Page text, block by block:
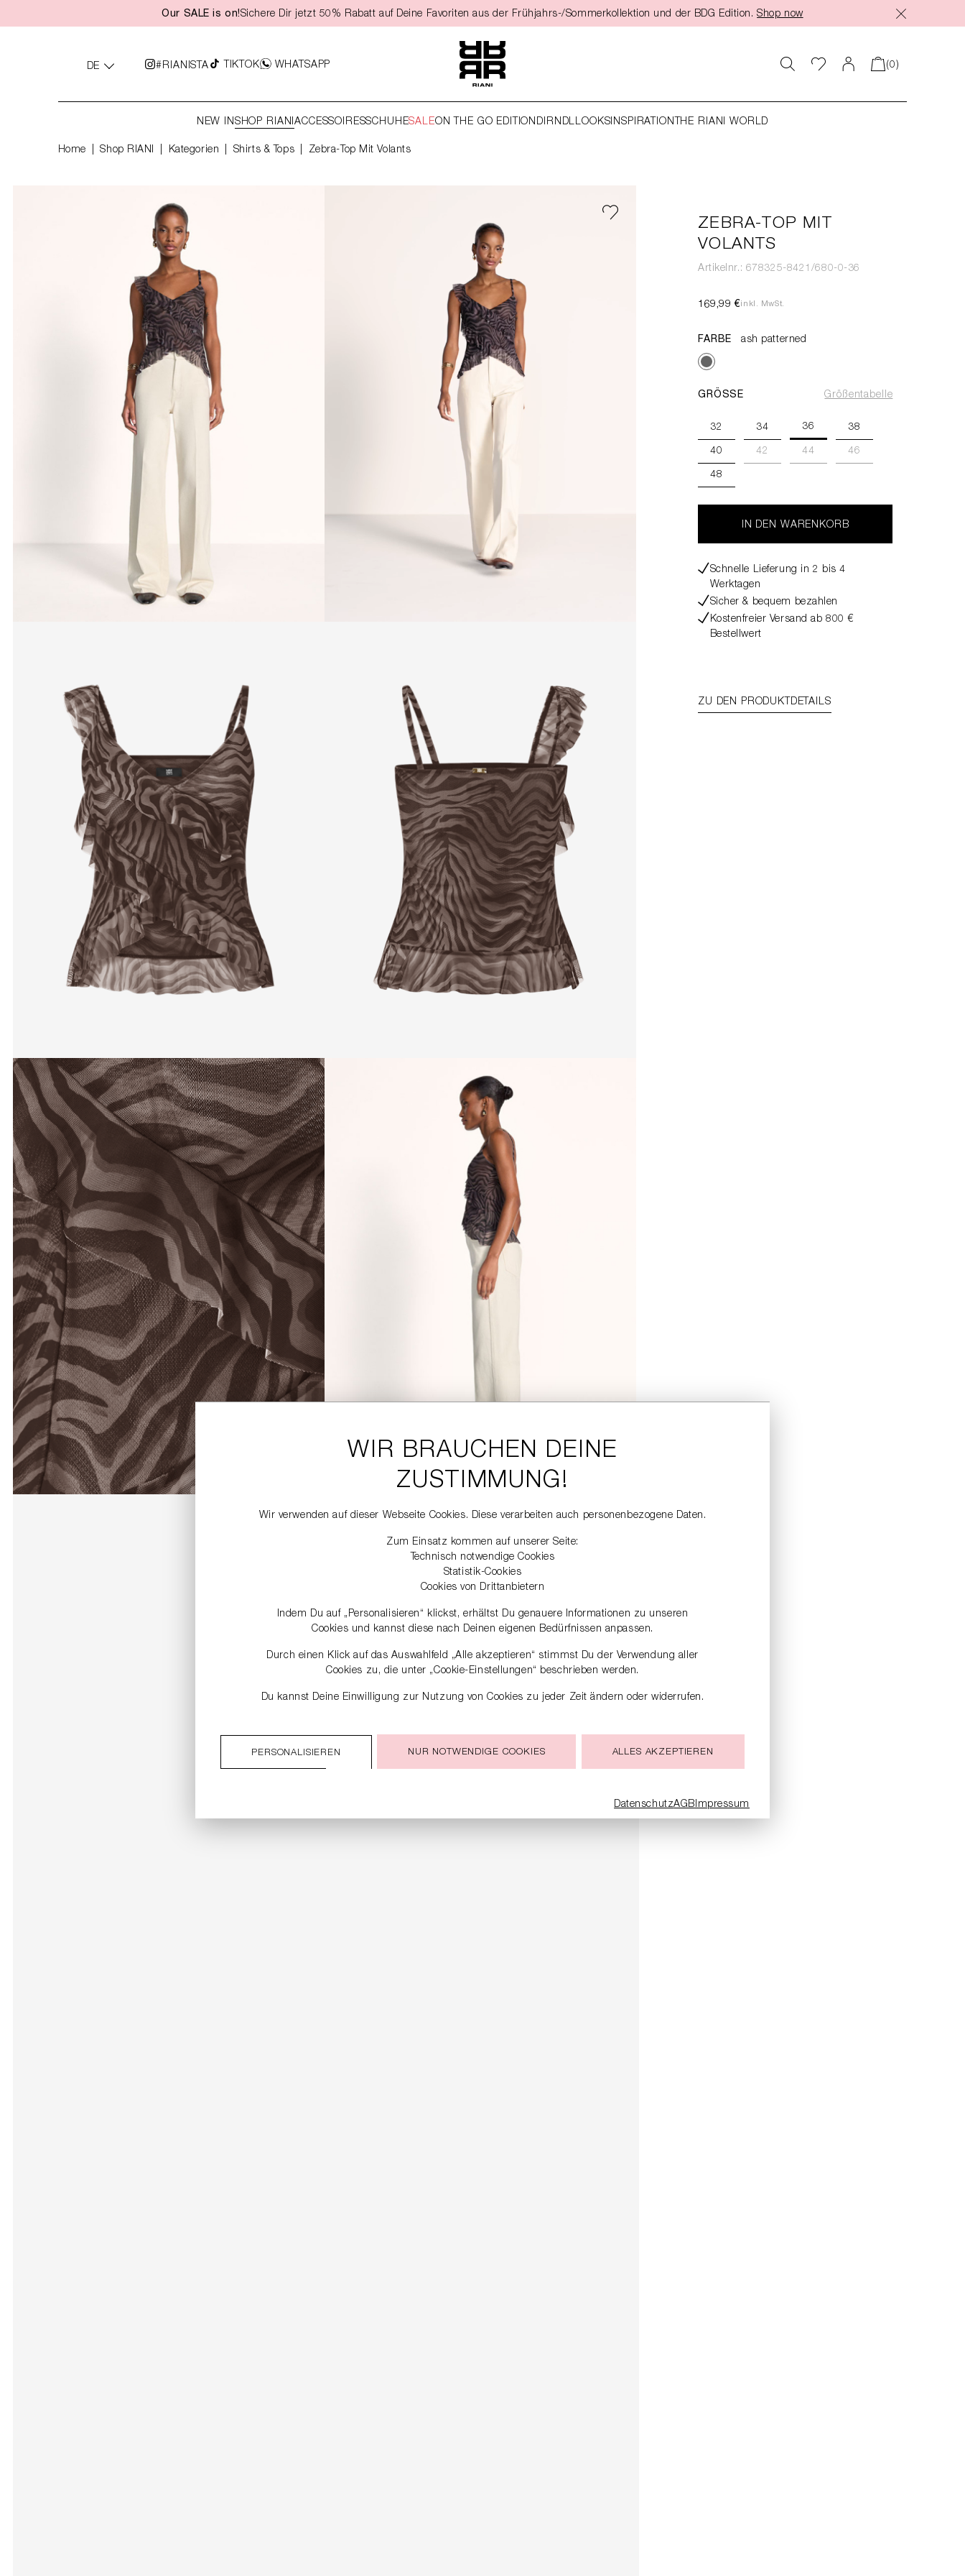
Zur Hauptnavigation springen
Our SALE is on!Sichere Dir jetzt 50% Rabatt auf Deine Favoriten aus der Frühjahrs-/Sommerkollektion und der BDG Edition. Shop now
DE #RIANISTA TIKTOK WHATSAPP (0)
NEW INSHOP RIANIACCESSOIRESSCHUHESALEON THE GO EDITION DIRNDLLOOKSINSPIRATION THE RIANI WORLD
Home Shop RIANI Kategorien Shirts & Tops Zebra-Top Mit Volants
ZEBRA-TOP MIT
VOLANTS
Artikelnr.: 678325-8421/680-0-36
169,99 €inkl. MwSt.
FARBE ash patterned
GRÖSSE Größentabelle
32 34 36 38
40 42 44 46
48
IN DEN WARENKORB
Schnelle Lieferung in 2 bis 4
Werktagen
Sicher & bequem bezahlen
Kostenfreier Versand ab 800 €
Bestellwert
ZU DEN PRODUKTDETAILS
WIR BRAUCHEN DEINE
ZUSTIMMUNG!
Wir verwenden auf dieser Webseite Cookies. Diese verarbeiten auch personenbezogene Daten.
Zum Einsatz kommen auf unserer Seite:
Technisch notwendige Cookies
Statistik-Cookies
Cookies von Drittanbietern
Indem Du auf „Personalisieren“ klickst, erhältst Du genauere Informationen zu unseren
Cookies und kannst diese nach Deinen eigenen Bedürfnissen anpassen.
Durch einen Klick auf das Auswahlfeld „Alle akzeptieren“ stimmst Du der Verwendung aller
Cookies zu, die unter „Cookie-Einstellungen“ beschrieben werden.
Du kannst Deine Einwilligung zur Nutzung von Cookies zu jeder Zeit ändern oder widerrufen.
PERSONALISIEREN NUR NOTWENDIGE COOKIES ALLES AKZEPTIEREN
DatenschutzAGBImpressum